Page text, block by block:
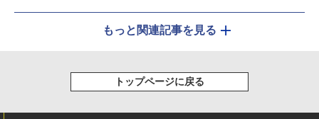
もっと関連記事を見る
トップページに戻る